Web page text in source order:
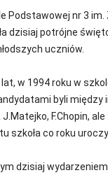
Podstawowej nr 3
dzisiaj potrójne
uczniów.
w 1994 roku w
byli między
J.Matejko, F.Chopin,
szkoła co roku
dzisiaj